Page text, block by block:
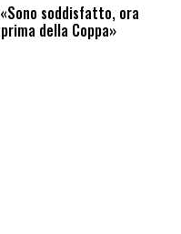
soddisfatto, ora
della Coppa»